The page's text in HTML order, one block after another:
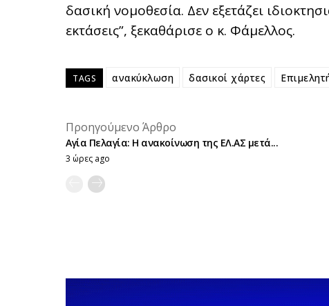
δασική νομοθεσία. Δεν εξετάζει
εκτάσεις”, ξεκαθάρισε ο κ. Φάμελλος.
TAGS ανακύκλωση δασικοί χάρτες
Προηγούμενο Άρθρο
Αγία Πελαγία: Η ανακοίνωση της ΕΛ.ΑΣ μετά...
3 ώρες ago